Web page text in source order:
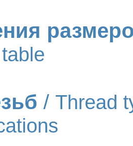
/ Thread